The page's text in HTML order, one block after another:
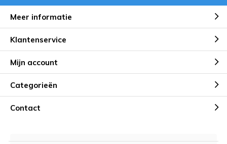
Meer informatie
Klantenservice
Mijn account
Categorieën
Contact